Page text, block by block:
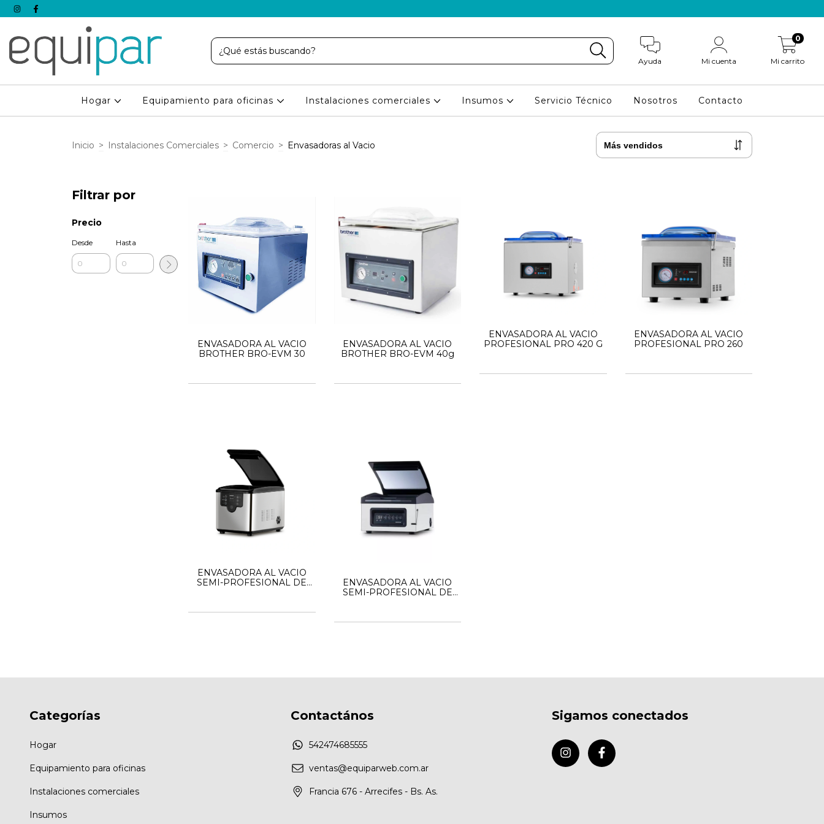
Ayuda Mi cuenta Mi carrito
0
Hogar Equipamiento para oficinas Instalaciones comerciales Insumos Servicio Técnico Nosotros Contacto
Inicio > Instalaciones Comerciales > Comercio > Envasadoras al Vacio
Filtrar por
Precio
Desde Hasta
ENVASADORA AL VACIO
BROTHER BRO-EVM 30
ENVASADORA AL VACIO
BROTHER BRO-EVM 40g
ENVASADORA AL VACIO
PROFESIONAL PRO 420 G
ENVASADORA AL VACIO
PROFESIONAL PRO 260
ENVASADORA AL VACIO
SEMI-PROFESIONAL DE
ENVASADORA AL VACIO
SEMI-PROFESIONAL DE
Categorías
Hogar
Equipamiento para oficinas
Instalaciones comerciales
Insumos
Contactános
542474685555
ventas@equiparweb.com.ar
Francia 676 - Arrecifes - Bs. As.
Sigamos conectados